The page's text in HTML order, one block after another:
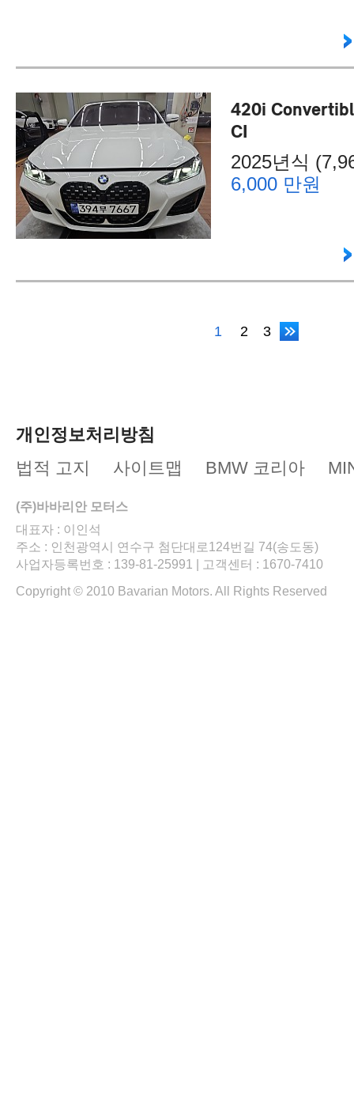
420i
CI
2025년식
6,000 만원
1 2 3
개인정보처리방침
법적 고지
사이트맵 BMW 코리아
(주)바바리안 모터스
대표자 : 이인석
주소 : 인천광역시 연수구 첨단대로124번길 74(송도동)
사업자등록번호 : 139-81-25991 | 고객센터 : 1670-7410
Copyright © 2010 Bavarian Motors. All Rights Reserved